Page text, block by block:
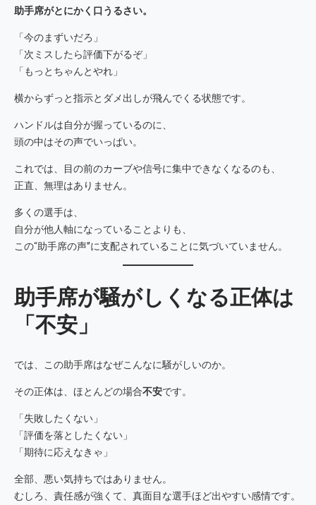
助手席がとにかく口うるさい。
「今のまずいだろ」
「次ミスしたら評価下がるぞ」
「もっとちゃんとやれ」
横からずっと指示とダメ出しが飛んでくる状態です。
ハンドルは自分が握っているのに、
頭の中はその声でいっぱい。
これでは、目の前のカーブや信号に集中できなくなるのも、
正直、無理はありません。
多くの選手は、
自分が他人軸になっていることよりも、
この“助手席の声”に支配されていることに気づいていません。
助手席が騒がしくなる正体は
「不安」
では、この助手席はなぜこんなに騒がしいのか。
その正体は、ほとんどの場合不安です。
「失敗したくない」
「評価を落としたくない」
「期待に応えなきゃ」
全部、悪い気持ちではありません。
むしろ、責任感が強くて、真面目な選手ほど出やすい感情です。